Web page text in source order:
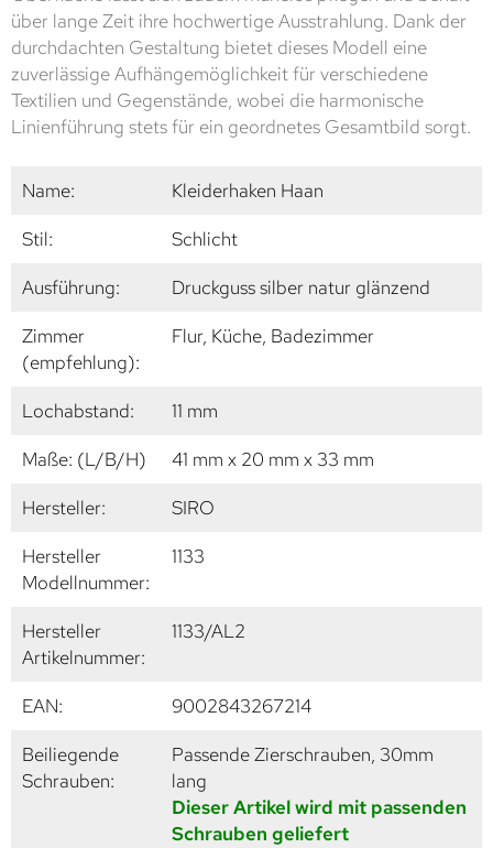
über lange Zeit ihre hochwertige Ausstrahlung. Dank der
durchdachten Gestaltung bietet dieses Modell eine
zuverlässige Aufhängemöglichkeit für verschiedene
Textilien und Gegenstände, wobei die harmonische
Linienführung stets für ein geordnetes Gesamtbild sorgt.
Name:
Kleiderhaken Haan
Stil:
Schlicht
Ausführung:
Druckguss silber natur glänzend
Zimmer
(empfehlung):
Flur, Küche, Badezimmer
Lochabstand:
11 mm
Maße: (L/B/H)
41 mm x 20 mm x 33 mm
Hersteller:
SIRO
Hersteller
Modellnummer:
1133
Hersteller
Artikelnummer:
1133/AL2
EAN:
9002843267214
Beiliegende
Schrauben:
Passende Zierschrauben, 30mm
lang
Dieser Artikel wird mit passenden
Schrauben geliefert